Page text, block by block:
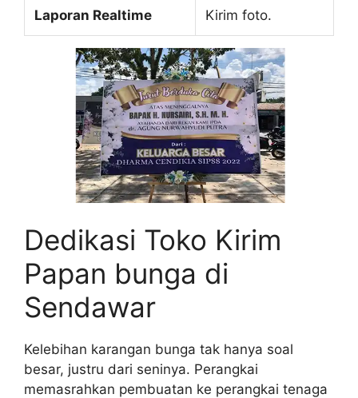
Laporan Realtime Kirim foto.
Dedikasi Toko Kirim
Papan bunga di
Sendawar
Kelebihan karangan bunga tak hanya soal
besar, justru dari seninya. Perangkai
memasrahkan pembuatan ke perangkai tenaga